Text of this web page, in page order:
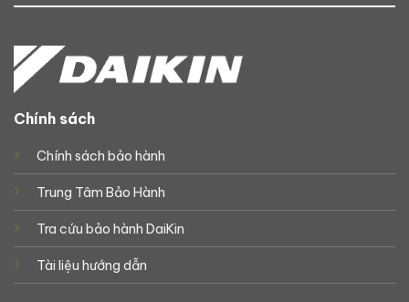
Chính sách
Chính sách bảo hành
Trung Tâm Bảo Hành
Tra cứu bảo hành DaiKin
Tài liệu hướng dẫn